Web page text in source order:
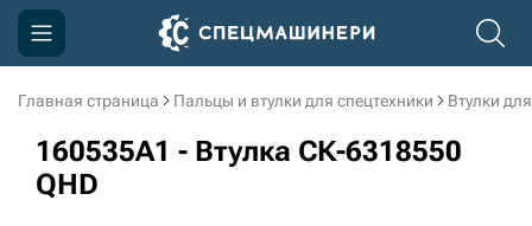
Главная страница Пальцы и втулки для спецтехники Втулки
160535A1 - Втулка СК-6318550
QHD
Компания
Акции